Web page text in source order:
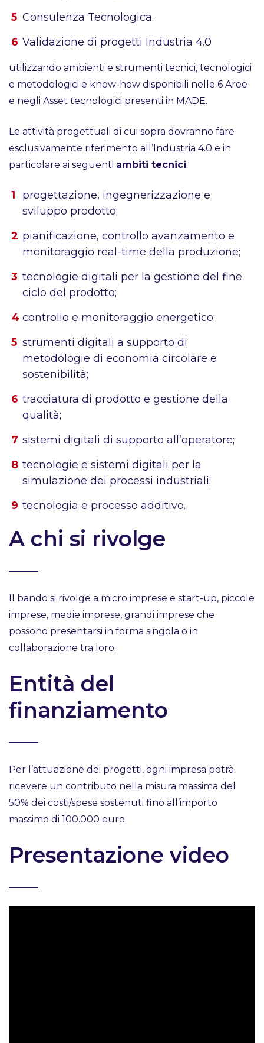
Consulenza Tecnologica.
Validazione di progetti Industria 4.0
utilizzando ambienti e strumenti tecnici, tecnologici
e metodologici e know-how disponibili nelle 6 Aree
e negli Asset tecnologici presenti in MADE.
Le attività progettuali di cui sopra dovranno fare
esclusivamente riferimento all’Industria 4.0 e in
particolare ai seguenti ambiti tecnici:
progettazione, ingegnerizzazione e
sviluppo prodotto;
pianificazione, controllo avanzamento e
monitoraggio real-time della produzione;
tecnologie digitali per la gestione del fine
ciclo del prodotto;
controllo e monitoraggio energetico;
strumenti digitali a supporto di
metodologie di economia circolare e
sostenibilità;
tracciatura di prodotto e gestione della
qualità;
sistemi digitali di supporto all’operatore;
tecnologie e sistemi digitali per la
simulazione dei processi industriali;
tecnologia e processo additivo.
A chi si rivolge
Il bando si rivolge a micro imprese e start-up, piccole
imprese, medie imprese, grandi imprese che
possono presentarsi in forma singola o in
collaborazione tra loro.
Entità del
finanziamento
Per l’attuazione dei progetti, ogni impresa potrà
ricevere un contributo nella misura massima del
50% dei costi/spese sostenuti fino all’importo
massimo di 100.000 euro.
Presentazione video